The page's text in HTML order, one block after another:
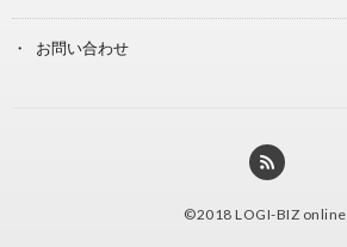
お問い合わせ
©2018 LOGI-BIZ online